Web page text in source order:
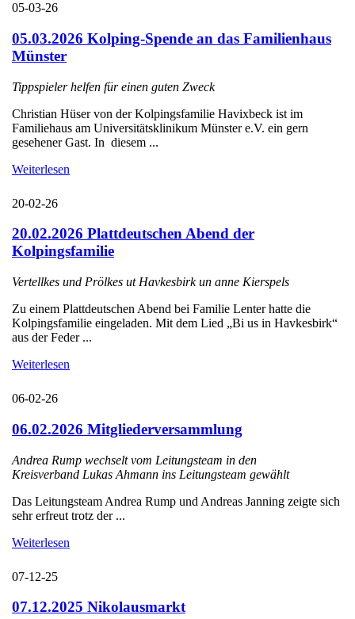
05-03-26
05.03.2026 Kolping-Spende an das Familienhaus
Münster
Tippspieler helfen für einen guten Zweck
Christian Hüser von der Kolpingsfamilie Havixbeck ist im
Familiehaus am Universitätsklinikum Münster e.V. ein gern
gesehener Gast. In diesem ...
Weiterlesen
20-02-26
20.02.2026 Plattdeutschen Abend der
Kolpingsfamilie
Vertellkes und Prölkes ut Havkesbirk un anne Kierspels
Zu einem Plattdeutschen Abend bei Familie Lenter hatte die
Kolpingsfamilie eingeladen. Mit dem Lied „Bi us in Havkesbirk“
aus der Feder ...
Weiterlesen
06-02-26
06.02.2026 Mitgliederversammlung
Andrea Rump wechselt vom Leitungsteam in den
Kreisverband Lukas Ahmann ins Leitungsteam gewählt
Das Leitungsteam Andrea Rump und Andreas Janning zeigte sich
sehr erfreut trotz der ...
Weiterlesen
07-12-25
07.12.2025 Nikolausmarkt